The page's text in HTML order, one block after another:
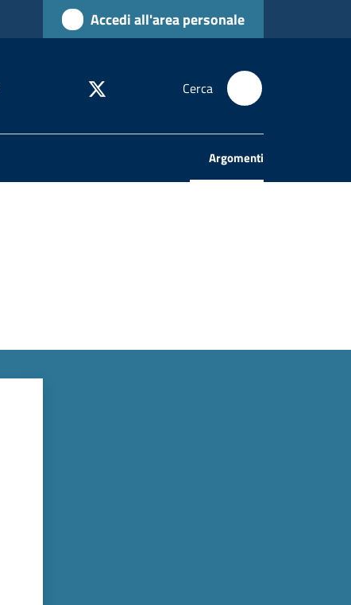
Accedi all'area personale
Cerca
Argomenti
Menu selezionato